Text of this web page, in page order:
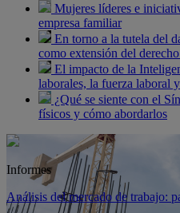
Mujeres líderes e
empresa familiar
En torno a la tutela del
como extensión del
El impacto de la
laborales, la fuerza laboral
¿Qué se siente con el
físicos y cómo abordarlos
Informes
Análisis del mercado de trabajo: